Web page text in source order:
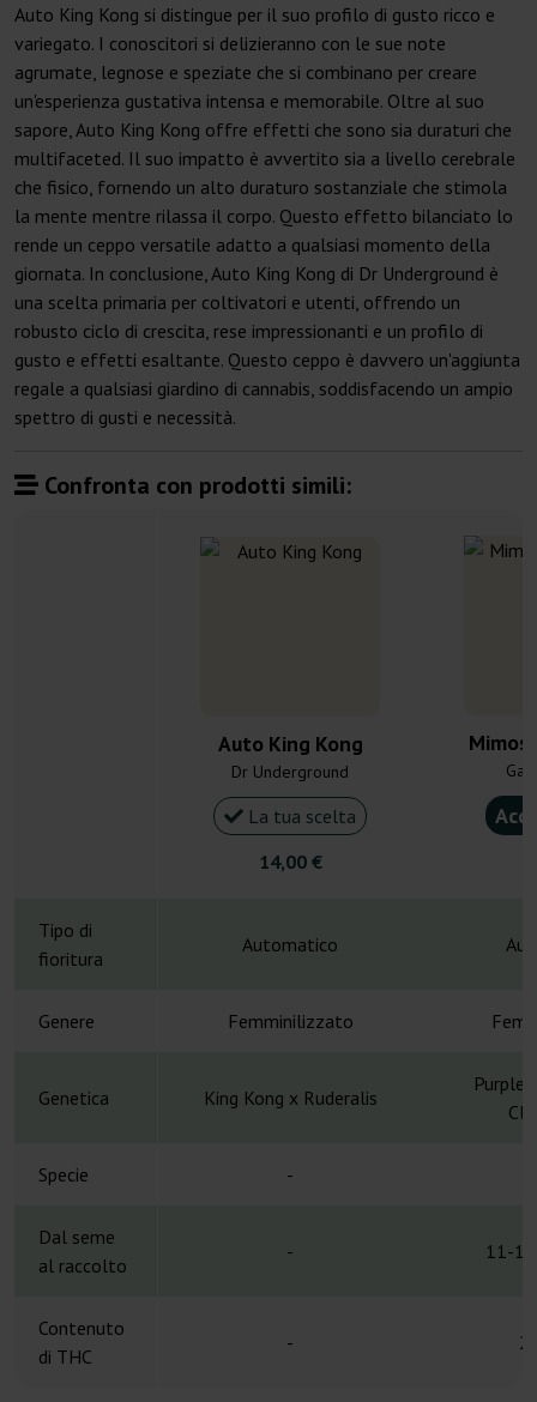
Auto King Kong si distingue per il suo profilo di gusto ricco e
variegato. I conoscitori si delizieranno con le sue note
agrumate, legnose e speziate che si combinano per creare
un'esperienza gustativa intensa e memorabile. Oltre al suo
sapore, Auto King Kong offre effetti che sono sia duraturi che
multifaceted. Il suo impatto è avvertito sia a livello cerebrale
che fisico, fornendo un alto duraturo sostanziale che stimola
la mente mentre rilassa il corpo. Questo effetto bilanciato lo
rende un ceppo versatile adatto a qualsiasi momento della
giornata. In conclusione, Auto King Kong di Dr Underground è
una scelta primaria per coltivatori e utenti, offrendo un
robusto ciclo di crescita, rese impressionanti e un profilo di
gusto e effetti esaltante. Questo ceppo è davvero un'aggiunta
regale a qualsiasi giardino di cannabis, soddisfacendo un ampio
spettro di gusti e necessità.
Confronta con prodotti simili:
Auto King Kong
Dr Underground
La tua scelta
14,00 €
Tipo di
fioritura
Automatico
Genere Femminilizzato
Genetica King Kong x Ruderalis
Purple
Specie -
Dal seme
al raccolto
- 11-
Contenuto
di THC
-